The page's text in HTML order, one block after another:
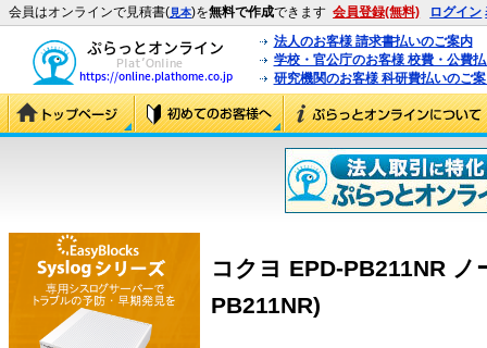
会員はオンラインで見積書(見本)を無料で作成できます 会員登録(無料) ログイン
法人のお客様 請求書払いのご案内
学校・官公庁のお客様 校費・公費
研究機関のお客様 科研費払いのご
コクヨ EPD-PB211NR
PB211NR)